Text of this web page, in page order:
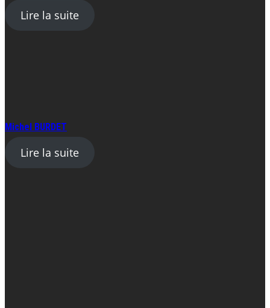
Lire la suite
Michel BURDET
Lire la suite